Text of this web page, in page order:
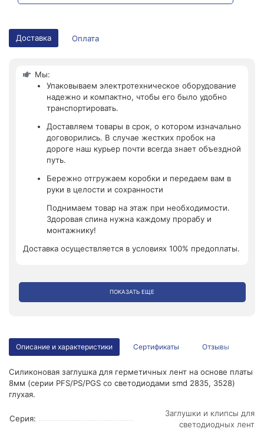
Доставка Оплата
Мы:
Упаковываем электротехническое оборудование
надежно и компактно, чтобы его было удобно
транспортировать.
Доставляем товары в срок, о котором изначально
договорились. В случае жестких пробок на
дороге наш курьер почти всегда знает объездной
путь.
Бережно отгружаем коробки и передаем вам в
руки в целости и сохранности
Поднимаем товар на этаж при необходимости.
Здоровая спина нужна каждому прорабу и
монтажнику!
Доставка осуществляется в условиях 100% предоплаты.
ПОКАЗАТЬ ЕЩЕ
Описание и характеристики Сертификаты Отзывы
Силиконовая заглушка для герметичных лент на основе платы
8мм (серии PFS/PS/PGS со светодиодами smd 2835, 3528)
глухая.
Серия:
Заглушки и клипсы для
светодиодных лент